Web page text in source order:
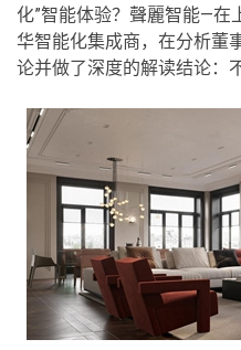
化”智能体验？聲麗智能—在
华智能化集成商，在分析董
论并做了深度的解读结论：